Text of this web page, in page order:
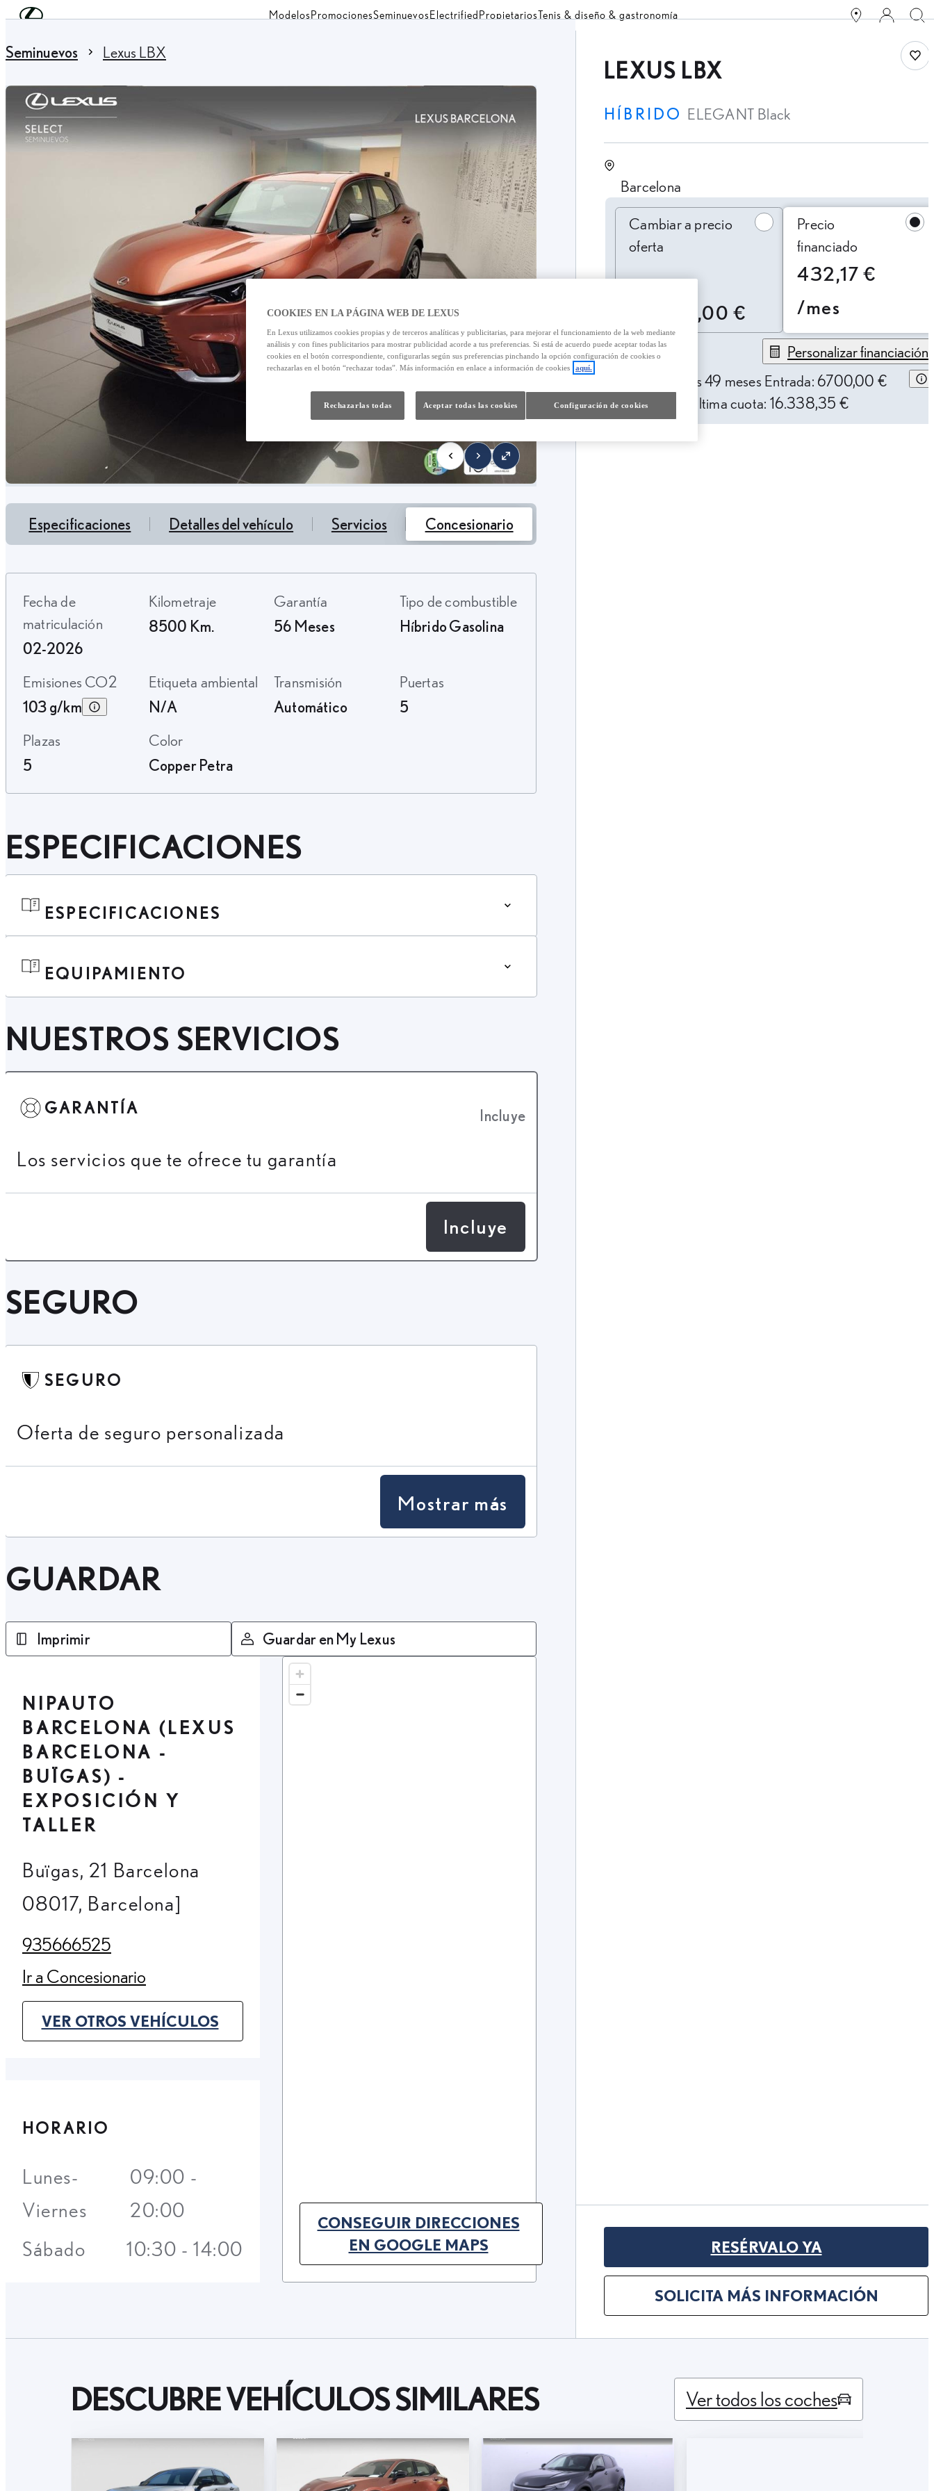
Skip to Main Content ModelosPromocionesSeminuevosElectrifiedPropietariosTenis & diseño & gastronomía
LEXUS LBX
HÍBRIDO ELEGANT Black
Barcelona
Cambiar a precio oferta
Cambiar a precio
oferta
33.900,00 €
Precio
financiado
432,17 €
/mes
Personalizar financiación
432,17 € /mes49 meses Entrada: 6700,00 €
TAE: 9,96%
Última cuota: 16.338,35 €
RESÉRVALO YA
SOLICITA MÁS INFORMACIÓN
Seminuevos Lexus LBX
Especificaciones Detalles del vehículo Servicios Concesionario
Fecha de
matriculación
02-2026
Kilometraje
8500 Km.
Garantía
56 Meses
Tipo de combustible
Híbrido Gasolina
Emisiones CO2
103 g/km
Etiqueta ambiental
N/A
Transmisión
Automático
Puertas
5
Plazas
5
Color
Copper Petra
ESPECIFICACIONES
ESPECIFICACIONES
EQUIPAMIENTO
NUESTROS SERVICIOS
GARANTÍA Incluye
Los servicios que te ofrece tu garantía
Incluye
SEGURO
SEGURO
Oferta de seguro personalizada
Mostrar más
GUARDAR
Imprimir Guardar en My Lexus
NIPAUTO
BARCELONA (LEXUS
BARCELONA -
BUÏGAS) -
EXPOSICIÓN Y
TALLER
Buïgas, 21 Barcelona
08017, Barcelona]
935666525
(Opens in new tab)
Ir a Concesionario
(Opens in new tab)
VER OTROS VEHÍCULOS
(OPENS IN NEW TAB)
CONSEGUIR DIRECCIONES
EN GOOGLE MAPS(OPENS IN NEW TAB)
HORARIO
Lunes-
Viernes
09:00 -
20:00
Sábado
10:30 - 14:00
DESCUBRE VEHÍCULOS SIMILARES Ver todos los coches
COOKIES EN LA PÁGINA WEB DE LEXUS
En Lexus utilizamos cookies propias y de terceros analíticas y publicitarias, para mejorar el funcionamiento de la web mediante
análisis y con fines publicitarios para mostrar publicidad acorde a tus preferencias. Si está de acuerdo puede aceptar todas las
cookies en el botón correspondiente, configurarlas según sus preferencias pinchando la opción configuración de cookies o
rechazarlas en el botón “rechazar todas”. Más información en enlace a información de cookies
aquí.
Configuración de cookies
Rechazarlas todas Aceptar todas las cookies